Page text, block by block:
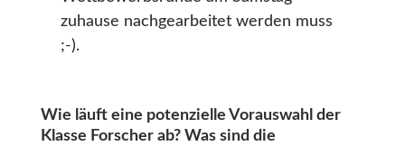
zuhause nachgearbeitet werden muss
;-).
Wie läuft eine potenzielle Vorauswahl der
Klasse Forscher ab? Was sind die